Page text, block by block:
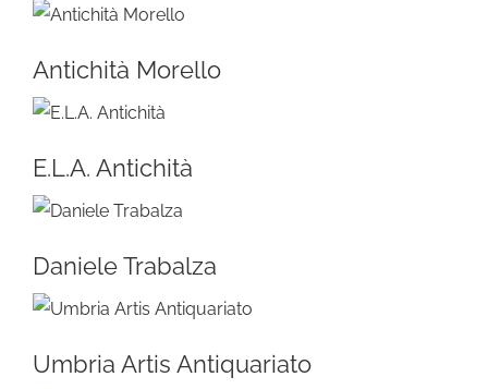
Antichità Morello
E.L.A. Antichità
Daniele Trabalza
Umbria Artis Antiquariato